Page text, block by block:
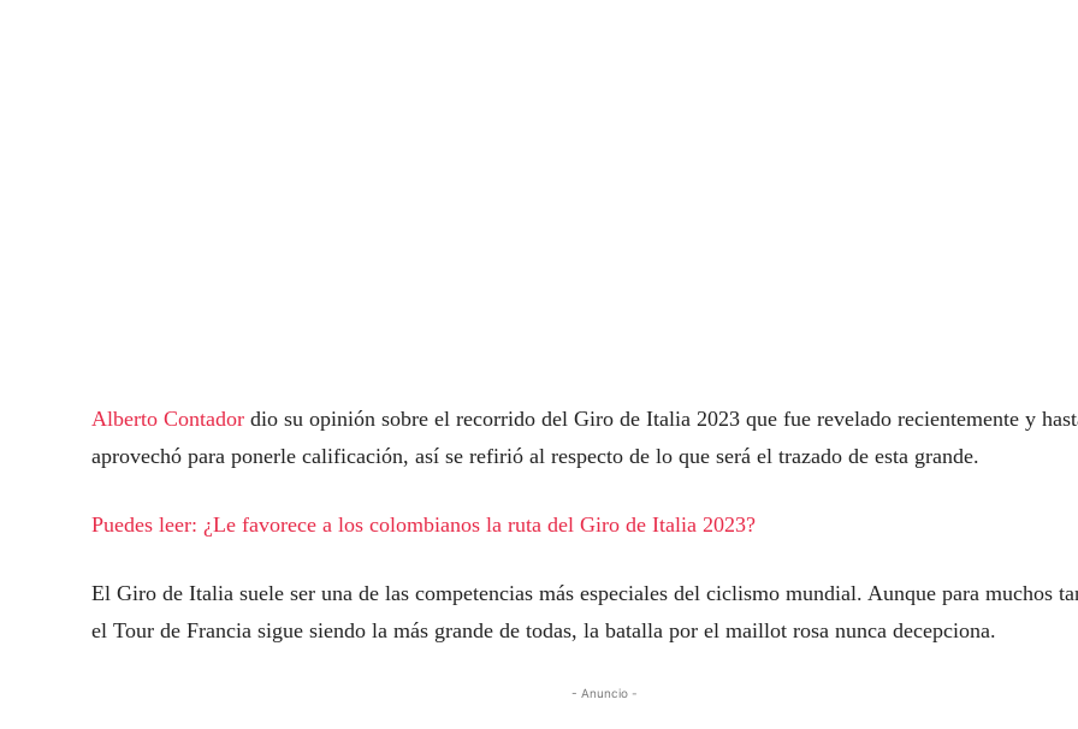
Alberto Contador dio su opinión sobre el recorrido del Giro de Italia 2023 que fue revelado recientemente y
aprovechó para ponerle calificación, así se refirió al respecto de lo que será el trazado de esta grande.
Puedes leer: ¿Le favorece a los colombianos la ruta del Giro de Italia 2023?
El Giro de Italia suele ser una de las competencias más especiales del ciclismo mundial. Aunque para muchos
el Tour de Francia sigue siendo la más grande de todas, la batalla por el maillot rosa nunca decepciona.
- Anuncio -